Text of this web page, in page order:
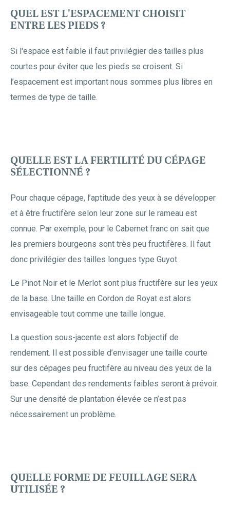
QUEL EST L'ESPACEMENT CHOISIT
ENTRE LES PIEDS ?
Si l'espace est faible il faut privilégier des tailles plus
courtes pour éviter que les pieds se croisent. Si
l’espacement est important nous sommes plus libres en
termes de type de taille.
QUELLE EST LA FERTILITÉ DU CÉPAGE
SÉLECTIONNÉ ?
Pour chaque cépage, l’aptitude des yeux à se développer
et à être fructifère selon leur zone sur le rameau est
connue. Par exemple, pour le Cabernet franc on sait que
les premiers bourgeons sont très peu fructifères. Il faut
donc privilégier des tailles longues type Guyot.
Le Pinot Noir et le Merlot sont plus fructifère sur les yeux
de la base. Une taille en Cordon de Royat est alors
envisageable tout comme une taille longue.
La question sous-jacente est alors l’objectif de
rendement. Il est possible d’envisager une taille courte
sur des cépages peu fructifère au niveau des yeux de la
base. Cependant des rendements faibles seront à prévoir.
Sur une densité de plantation élevée ce n’est pas
nécessairement un problème.
QUELLE FORME DE FEUILLAGE SERA
UTILISÉE ?